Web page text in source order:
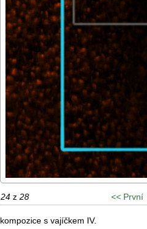
24 z 28 << První
kompozice s vajíčkem IV.